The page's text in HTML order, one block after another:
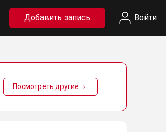
Добавить запись Войти
Посмотреть другие